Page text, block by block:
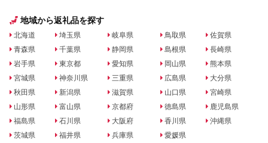
地域から返礼品を探す
北海道
青森県
岩手県
宮城県
秋田県
山形県
福島県
茨城県
埼玉県
千葉県
東京都
神奈川県
新潟県
富山県
石川県
福井県
岐阜県
静岡県
愛知県
三重県
滋賀県
京都府
大阪府
兵庫県
鳥取県
島根県
岡山県
広島県
山口県
徳島県
香川県
愛媛県
佐賀県
長崎県
熊本県
大分県
宮崎県
鹿児島県
沖縄県